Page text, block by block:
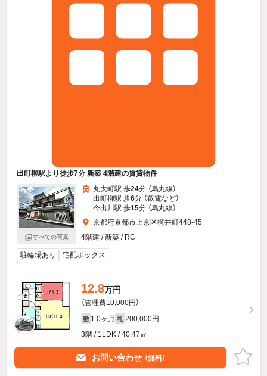
出町柳駅より徒歩7分 新築 4階建の賃貸物件
すべての写真
丸太町駅 歩24分 （烏丸線）
出町柳駅 歩6分 （叡電など）
今出川駅 歩15分 （烏丸線）
京都府京都市上京区梶井町448-45
4階建 / 新築 / RC
駐輪場あり 宅配ボックス
12.8万円
（管理費10,000円）
敷 1.0ヶ月 礼 200,000円
3階 / 1LDK / 40.47㎡
お問い合わせ （無料）